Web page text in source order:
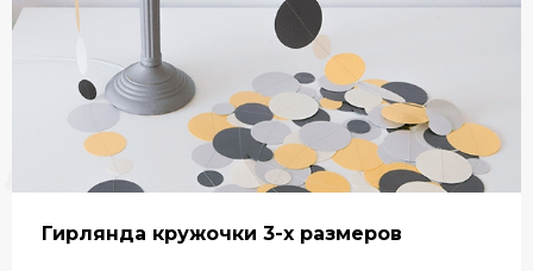
Гирлянда кружочки 3-х размеров